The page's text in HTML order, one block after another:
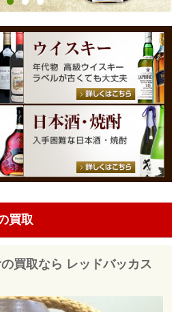
買取
買取なら レッドバッカス